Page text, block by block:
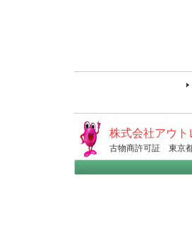
株式会社アウト
古物商許可証 東京